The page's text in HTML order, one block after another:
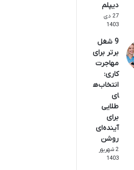
دیپلم
27 دی
1403
9 شغل
برتر برای
مهاجرت
کاری:
انتخاب‌ه
ای
طلایی
برای
آینده‌ای
روشن
2 شهریور
1403